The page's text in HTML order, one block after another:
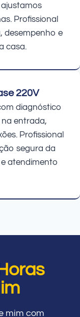
Profissional
desempenho e
casa.
220V
diagnóstico
entrada,
Profissional
segura da
atendimento
mim com